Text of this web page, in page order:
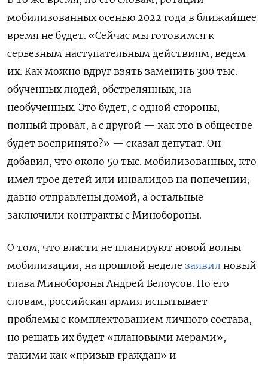
мобилизованных осенью 2022 года в ближайшее
время не будет. «Сейчас мы готовимся к
серьезным наступательным действиям, ведем
их. Как можно вдруг взять заменить 300 тыс.
обученных людей, обстрелянных, на
необученных. Это будет, с одной стороны,
полный провал, а с другой — как это в обществе
будет воспринято?» — сказал депутат. Он
добавил, что около 50 тыс. мобилизованных, кто
имел трое детей или инвалидов на попечении,
давно отправлены домой, а остальные
заключили контракты с Минобороны.
О том, что власти не планируют новой волны
мобилизации, на прошлой неделе заявил новый
глава Минобороны Андрей Белоусов. По его
словам, российская армия испытывает
проблемы с комплектованием личного состава,
но решать их будет «плановыми мерами»,
такими как «призыв граждан» и